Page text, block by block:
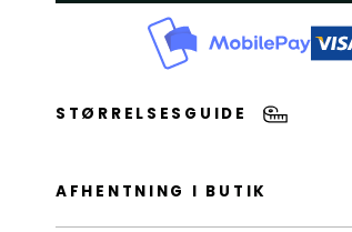
STØRRELSESGUIDE
AFHENTNING I BUTIK